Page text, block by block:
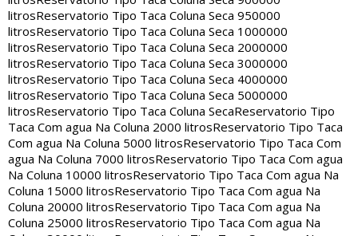
litrosReservatorio Tipo Taca Coluna Seca 950000
litrosReservatorio Tipo Taca Coluna Seca 1000000
litrosReservatorio Tipo Taca Coluna Seca 2000000
litrosReservatorio Tipo Taca Coluna Seca 3000000
litrosReservatorio Tipo Taca Coluna Seca 4000000
litrosReservatorio Tipo Taca Coluna Seca 5000000
litrosReservatorio Tipo Taca Coluna SecaReservatorio Tipo
Taca Com agua Na Coluna 2000 litrosReservatorio Tipo Taca
Com agua Na Coluna 5000 litrosReservatorio Tipo Taca Com
agua Na Coluna 7000 litrosReservatorio Tipo Taca Com agua
Na Coluna 10000 litrosReservatorio Tipo Taca Com agua Na
Coluna 15000 litrosReservatorio Tipo Taca Com agua Na
Coluna 20000 litrosReservatorio Tipo Taca Com agua Na
Coluna 25000 litrosReservatorio Tipo Taca Com agua Na